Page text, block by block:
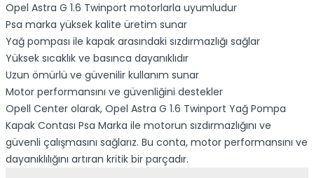
Opel Astra G 1.6 Twinport motorlarla uyumludur
Psa marka yüksek kalite üretim sunar
Yağ pompası ile kapak arasındaki sızdırmazlığı sağlar
Yüksek sıcaklık ve basınca dayanıklıdır
Uzun ömürlü ve güvenilir kullanım sunar
Motor performansını ve güvenliğini destekler
Opell Center olarak, Opel Astra G 1.6 Twinport Yağ Pompa
Kapak Contası Psa Marka ile motorun sızdırmazlığını ve
güvenli çalışmasını sağlarız. Bu conta, motor performansını ve
dayanıklılığını artıran kritik bir parçadır.